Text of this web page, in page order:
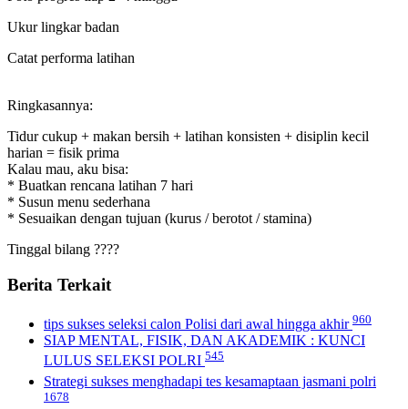
Ukur lingkar badan
Catat performa latihan
Ringkasannya:
Tidur cukup + makan bersih + latihan konsisten + disiplin kecil
harian = fisik prima
Kalau mau, aku bisa:
* Buatkan rencana latihan 7 hari
* Susun menu sederhana
* Sesuaikan dengan tujuan (kurus / berotot / stamina)
Tinggal bilang ????
Berita Terkait
tips sukses seleksi calon Polisi dari awal hingga akhir 960
SIAP MENTAL, FISIK, DAN AKADEMIK : KUNCI
LULUS SELEKSI POLRI 545
Strategi sukses menghadapi tes kesamaptaan jasmani polri
1678